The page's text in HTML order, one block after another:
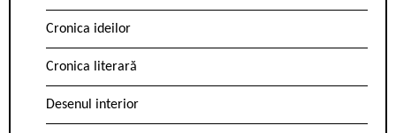
Cronica ideilor
Cronica literară
Desenul interior